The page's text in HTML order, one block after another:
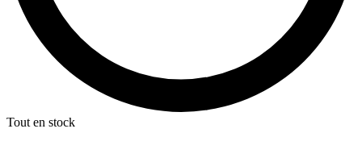
Tout en stock